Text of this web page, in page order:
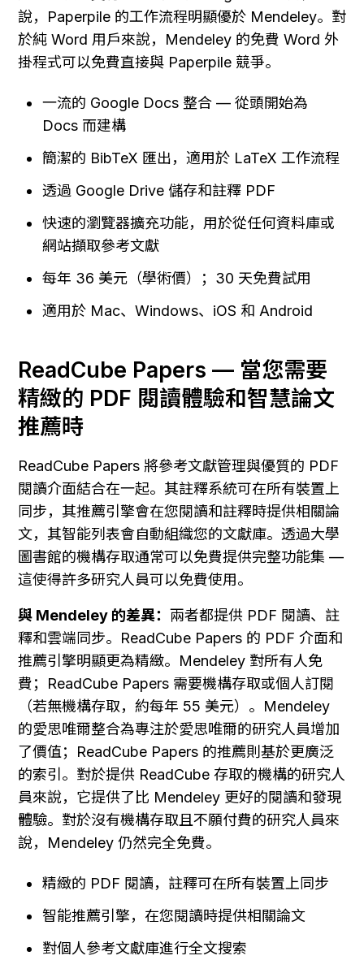
說，Paperpile 的工作流程明顯優於 Mendeley。對
於純 Word 用戶來說，Mendeley 的免費 Word 外
掛程式可以免費直接與 Paperpile 競爭。
一流的 Google Docs 整合 — 從頭開始為
Docs 而建構
簡潔的 BibTeX 匯出，適用於 LaTeX 工作流程
透過 Google Drive 儲存和註釋 PDF
快速的瀏覽器擴充功能，用於從任何資料庫或
網站擷取參考文獻
每年 36 美元（學術價）；30 天免費試用
適用於 Mac、Windows、iOS 和 Android
ReadCube Papers — 當您需要
精緻的 PDF 閱讀體驗和智慧論文
推薦時
ReadCube Papers 將參考文獻管理與優質的 PDF
閱讀介面結合在一起。其註釋系統可在所有裝置上
同步，其推薦引擎會在您閱讀和註釋時提供相關論
文，其智能列表會自動組織您的文獻庫。透過大學
圖書館的機構存取通常可以免費提供完整功能集 —
這使得許多研究人員可以免費使用。
與 Mendeley 的差異： 兩者都提供 PDF 閱讀、註
釋和雲端同步。ReadCube Papers 的 PDF 介面和
推薦引擎明顯更為精緻。Mendeley 對所有人免
費；ReadCube Papers 需要機構存取或個人訂閱
（若無機構存取，約每年 55 美元）。Mendeley
的愛思唯爾整合為專注於愛思唯爾的研究人員增加
了價值；ReadCube Papers 的推薦則基於更廣泛
的索引。對於提供 ReadCube 存取的機構的研究人
員來說，它提供了比 Mendeley 更好的閱讀和發現
體驗。對於沒有機構存取且不願付費的研究人員來
說，Mendeley 仍然完全免費。
精緻的 PDF 閱讀，註釋可在所有裝置上同步
智能推薦引擎，在您閱讀時提供相關論文
對個人參考文獻庫進行全文搜索